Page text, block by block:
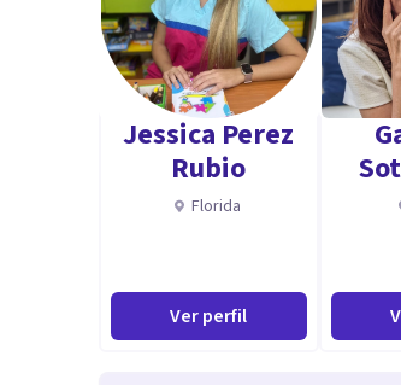
Jessica Perez
Rubio
Florida
Ver perfil